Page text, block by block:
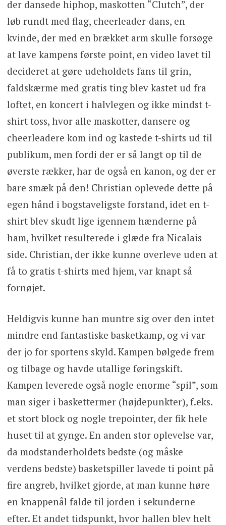
der dansede hiphop, maskotten “Clutch”, der
løb rundt med flag, cheerleader-dans, en
kvinde, der med en brækket arm skulle forsøge
at lave kampens første point, en video lavet til
decideret at gøre udeholdets fans til grin,
faldskærme med gratis ting blev kastet ud fra
loftet, en koncert i halvlegen og ikke mindst t-
shirt toss, hvor alle maskotter, dansere og
cheerleadere kom ind og kastede t-shirts ud til
publikum, men fordi der er så langt op til de
øverste rækker, har de også en kanon, og der er
bare smæk på den! Christian oplevede dette på
egen hånd i bogstaveligste forstand, idet en t-
shirt blev skudt lige igennem hænderne på
ham, hvilket resulterede i glæde fra Nicalais
side. Christian, der ikke kunne overleve uden at
få to gratis t-shirts med hjem, var knapt så
fornøjet.
Heldigvis kunne han muntre sig over den intet
mindre end fantastiske basketkamp, og vi var
der jo for sportens skyld. Kampen bølgede frem
og tilbage og havde utallige føringskift.
Kampen leverede også nogle enorme “spil”, som
man siger i baskettermer (højdepunkter), f.eks.
et stort block og nogle trepointer, der fik hele
huset til at gynge. En anden stor oplevelse var,
da modstanderholdets bedste (og måske
verdens bedste) basketspiller lavede ti point på
fire angreb, hvilket gjorde, at man kunne høre
en knappenål falde til jorden i sekunderne
efter. Et andet tidspunkt, hvor hallen blev helt